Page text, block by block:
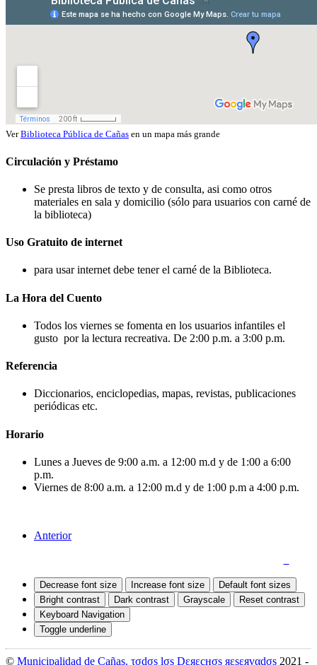
VerBiblioteca Pública de Cañas en un mapa más grande
Circulación y Préstamo
Se presta libros de texto y de consulta, asi como otros
materiales en sala y domicilio (sólo para usuarios con carné de
la biblioteca)
Uso Gratuito de internet
para usar internet debe tener el carné de la Biblioteca.
La Hora del Cuento
Todos los viernes se fomenta en los usuarios infantiles el
gusto por la lectura recreativa. De 2:00 p.m. a 3:00 p.m.
Referencia
Diccionarios, enciclopedias, mapas, revistas, publicaciones
periódicas etc.
Horario
Lunes a Jueves de 9:00 a.m. a 12:00 m.d y de 1:00 a 6:00
p.m.
Viernes de 8:00 a.m. a 12:00 m.d y de 1:00 p.m a 4:00 p.m.
Anterior
Decrease font size Increase font size
Default font sizes
Bright contrast
Dark contrast Grayscale
Reset contrast
Keyboard Navigation
Toggle underline
© Municipalidad de Cañas. τσdσs lσs Dεяεcнσs яεsεяvαdσs 2021 -